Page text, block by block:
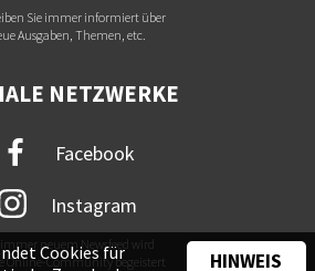
Sie immer informiert über
Ausgaben, Themen, etc.
NETZWERKE
Facebook
Instagram
neuem Newsfeed wird
Online-Community begeistert
Cookies für
HINWEIS